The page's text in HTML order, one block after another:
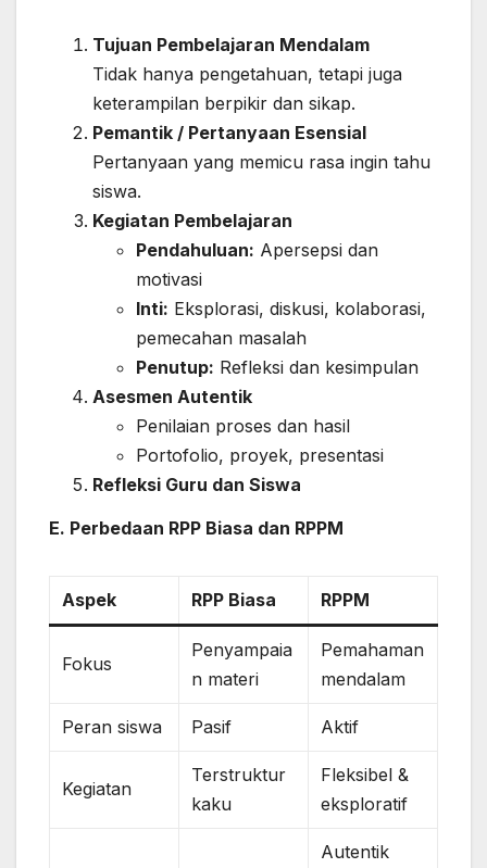
Tujuan Pembelajaran Mendalam
Tidak hanya pengetahuan, tetapi juga
keterampilan berpikir dan sikap.
Pemantik / Pertanyaan Esensial
Pertanyaan yang memicu rasa ingin tahu
siswa.
Kegiatan Pembelajaran
Pendahuluan: Apersepsi dan
motivasi
Inti: Eksplorasi, diskusi, kolaborasi,
pemecahan masalah
Penutup: Refleksi dan kesimpulan
Asesmen Autentik
Penilaian proses dan hasil
Portofolio, proyek, presentasi
Refleksi Guru dan Siswa
E. Perbedaan RPP Biasa dan RPPM
Aspek RPP Biasa RPPM
Fokus
Penyampaia
n materi
Pemahaman
mendalam
Peran siswa Pasif Aktif
Kegiatan
Terstruktur
kaku
Fleksibel &
eksploratif
Autentik